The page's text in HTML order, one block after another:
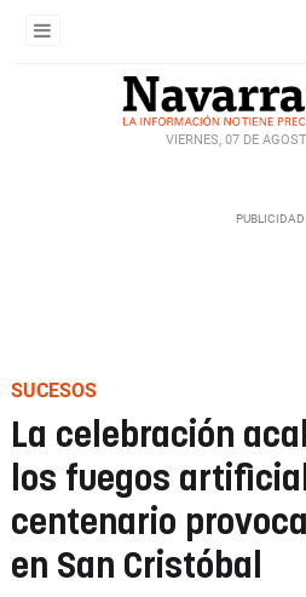
VIERNES, 07 DE
SUCESOS
La celebración
los fuegos
centenario
en San Cristóbal